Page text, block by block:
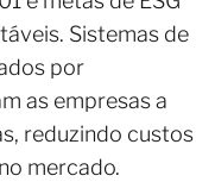
Sistemas de
por
as empresas a
reduzindo custos
mercado.